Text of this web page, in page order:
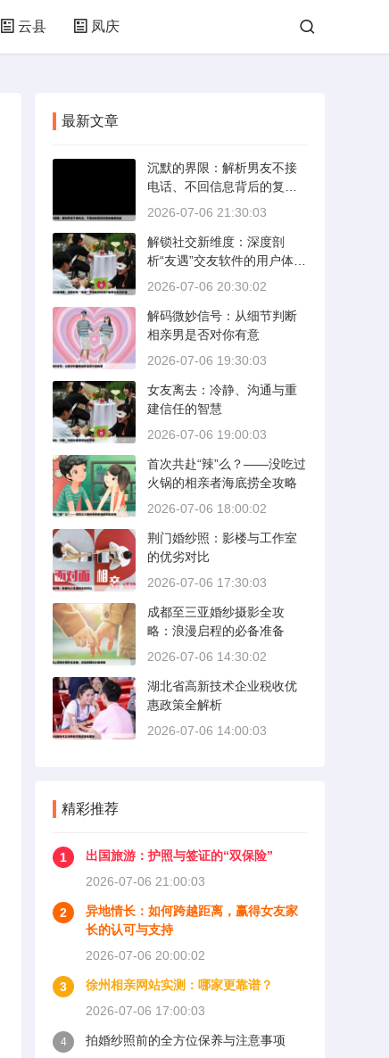
云县 凤庆
最新文章
沉默的界限：解析男友不接
电话、不回信息背后的复杂
情感动态
2026-07-06 21:30:03
解锁社交新维度：深度剖
析“友遇”交友软件的用户体验
与社交价值
2026-07-06 20:30:02
解码微妙信号：从细节判断
相亲男是否对你有意
2026-07-06 19:30:03
女友离去：冷静、沟通与重
建信任的智慧
2026-07-06 19:00:03
首次共赴“辣”么？——没吃过
火锅的相亲者海底捞全攻略
2026-07-06 18:00:02
荆门婚纱照：影楼与工作室
的优劣对比
2026-07-06 17:30:03
成都至三亚婚纱摄影全攻
略：浪漫启程的必备准备
2026-07-06 14:30:02
湖北省高新技术企业税收优
惠政策全解析
2026-07-06 14:00:03
精彩推荐
1
出国旅游：护照与签证的“双保险”
2026-07-06 21:00:03
2
异地情长：如何跨越距离，赢得女友家
长的认可与支持
2026-07-06 20:00:02
3
徐州相亲网站实测：哪家更靠谱？
2026-07-06 17:00:03
4
拍婚纱照前的全方位保养与注意事项